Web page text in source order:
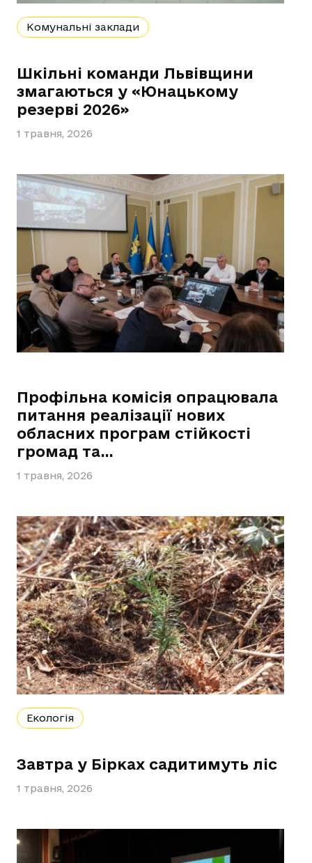
Комунальні заклади
Шкільні команди Львівщини
змагаються у «Юнацькому
резерві 2026»
1 травня, 2026
Профільна комісія опрацювала
питання реалізації нових
обласних програм стійкості
громад та…
1 травня, 2026
Екологія
Завтра у Бірках садитимуть ліс
1 травня, 2026